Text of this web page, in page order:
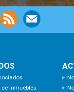
Inmuebles